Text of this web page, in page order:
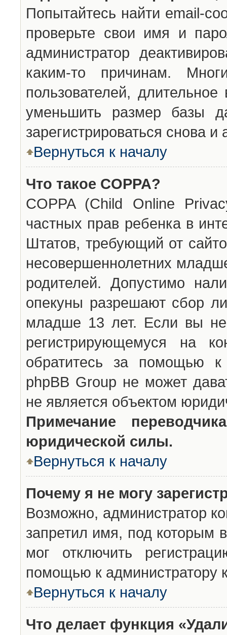
Попытайтесь найти email-
проверьте свои имя и
администратор
каким-то причинам.
пользователей,
уменьшить размер базы
зарегистрироваться снова и
Вернуться к началу
Что такое COPPA?
COPPA (Child Online
частных прав ребенка в
Штатов, требующий от
несовершеннолетних
родителей. Допустимо
опекуны разрешают сбор
младше 13 лет. Если вы
регистрирующемуся на
обратитесь за помощью к
phpBB Group не может
не является объектом
Примечание
юридической силы.
Вернуться к началу
Почему я не могу
Возможно, администратор
запретил имя, под которым
мог отключить
помощью к администратору
Вернуться к началу
Что делает функция